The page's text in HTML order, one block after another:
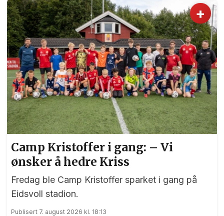
+
Camp Kristoffer i gang: – Vi
ønsker å hedre Kriss
Fredag ble Camp Kristoffer sparket i gang på
Eidsvoll stadion.
Publisert 7. august 2026 kl. 18:13